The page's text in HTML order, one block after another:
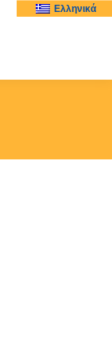
Ελληνικά